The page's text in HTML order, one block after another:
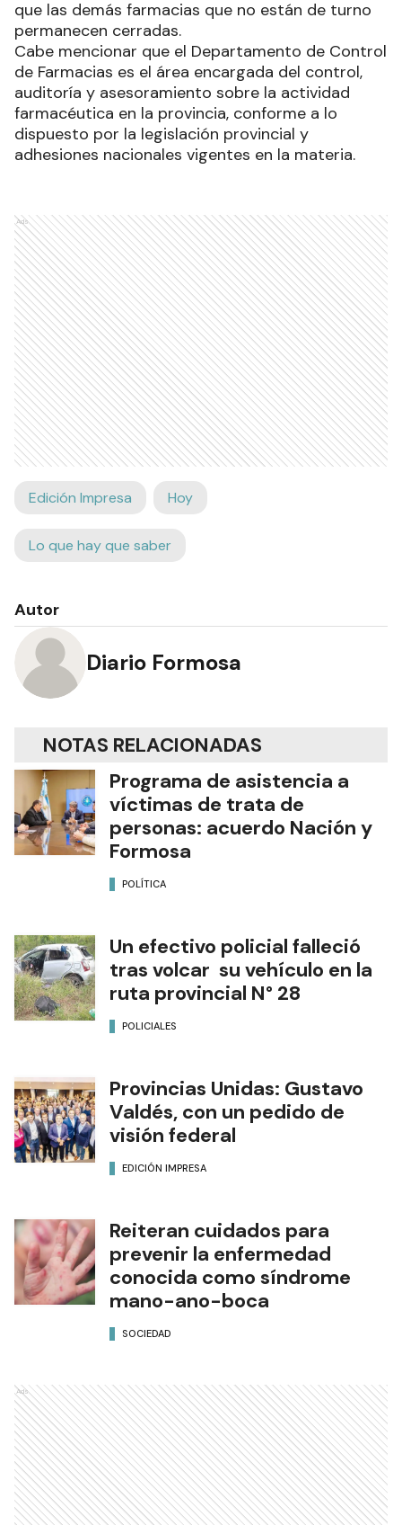
que las demás farmacias que no están de turno
permanecen cerradas.
Cabe mencionar que el Departamento de Control
de Farmacias es el área encargada del control,
auditoría y asesoramiento sobre la actividad
farmacéutica en la provincia, conforme a lo
dispuesto por la legislación provincial y
adhesiones nacionales vigentes en la materia.
Ads
Edición Impresa Hoy
Lo que hay que saber
Autor
Diario Formosa
NOTAS RELACIONADAS
Programa de asistencia a
víctimas de trata de
personas: acuerdo Nación y
Formosa
POLÍTICA
Un efectivo policial falleció
tras volcar su vehículo en la
ruta provincial N° 28
POLICIALES
Provincias Unidas: Gustavo
Valdés, con un pedido de
visión federal
EDICIÓN IMPRESA
Reiteran cuidados para
prevenir la enfermedad
conocida como síndrome
mano-ano-boca
SOCIEDAD
Ads